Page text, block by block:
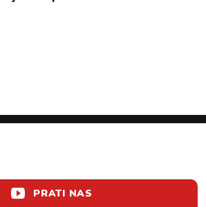
PRATI NAS